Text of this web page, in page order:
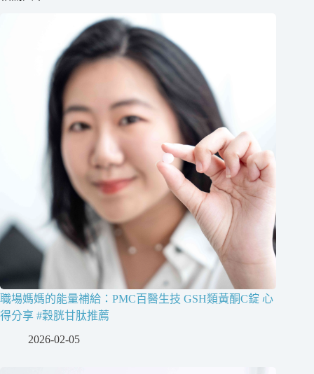
職場媽媽的能量補給：PMC百醫生技 GSH類黃酮C錠 心
得分享 #穀胱甘肽推薦
2026-02-05